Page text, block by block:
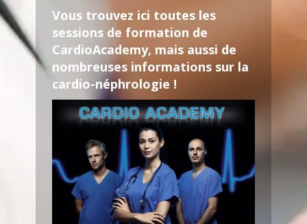
Vous trouvez ici toutes les
sessions de formation de
CardioAcademy, mais aussi de
nombreuses informations sur la
cardio-néphrologie !